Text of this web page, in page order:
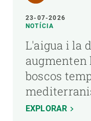
23-07-2026
NOTÍCIA
L'aigua i la
boscos
EXPLORAR